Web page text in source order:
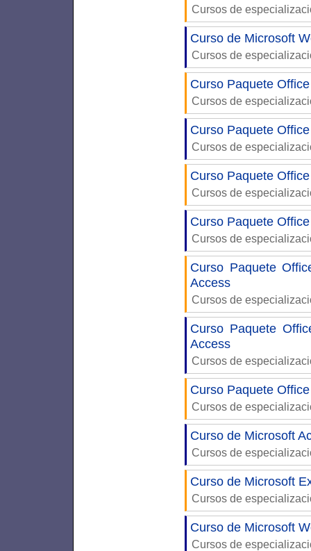
Cursos de
Curso de Microsoft
Cursos de
Curso Paquete
Cursos de
Curso Paquete
Cursos de
Curso Paquete
Cursos de
Curso Paquete
Cursos de
Curso Paquete
Access
Cursos de
Curso Paquete
Access
Cursos de
Curso Paquete
Cursos de
Curso de Microsoft
Cursos de
Curso de Microsoft
Cursos de
Curso de Microsoft
Cursos de